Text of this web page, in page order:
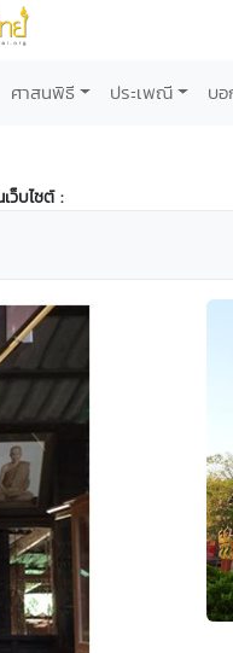
ศาสนพิธี ประเพณี บ
เว็บไซต์ :